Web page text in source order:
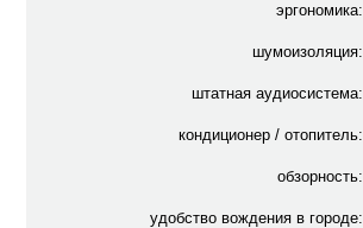
эргономика:
шумоизоляция:
штатная аудиосистема:
кондиционер / отопитель:
обзорность:
удобство вождения в городе: